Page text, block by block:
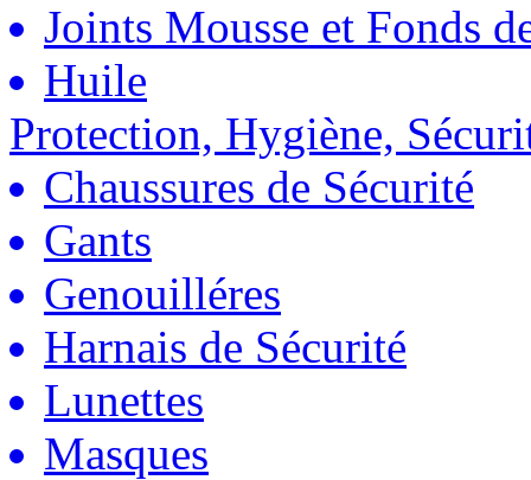
Joints Mousse et Fonds
Huile
Protection, Hygiène,
Chaussures de Sécurité
Gants
Genouilléres
Harnais de Sécurité
Lunettes
Masques